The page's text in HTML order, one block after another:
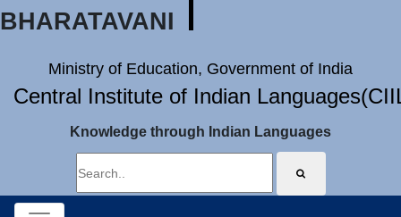
BHARATAVANI
Ministry of Education, Government of India
Central Institute of Indian
Knowledge through Indian Languages